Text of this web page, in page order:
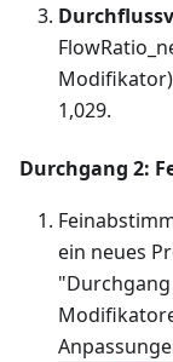
Modifikator)
1,029.
Durchgang 2:
ein neues